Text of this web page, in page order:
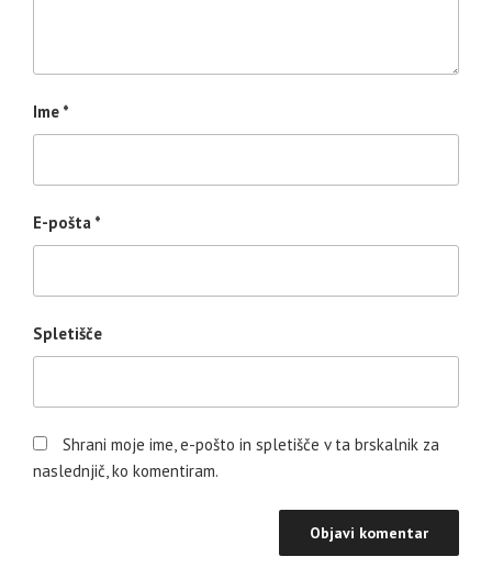
Ime *
E-pošta *
Spletišče
Shrani moje ime, e-pošto in spletišče v ta brskalnik za
naslednjič, ko komentiram.